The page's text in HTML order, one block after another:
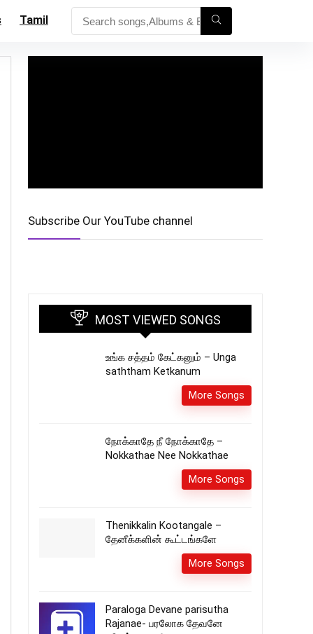
Tamil
Subscribe Our YouTube channel
MOST VIEWED SONGS
உங்க சத்தம் கேட்கனும் – Unga
saththam Ketkanum
More Songs
நோக்காதே நீ நோக்காதே –
Nokkathae Nee Nokkathae
More Songs
Thenikkalin Kootangale –
தேனீக்களின் கூட்டங்களே
More Songs
Paraloga Devane parisutha
Rajanae- பரலோக தேவனே